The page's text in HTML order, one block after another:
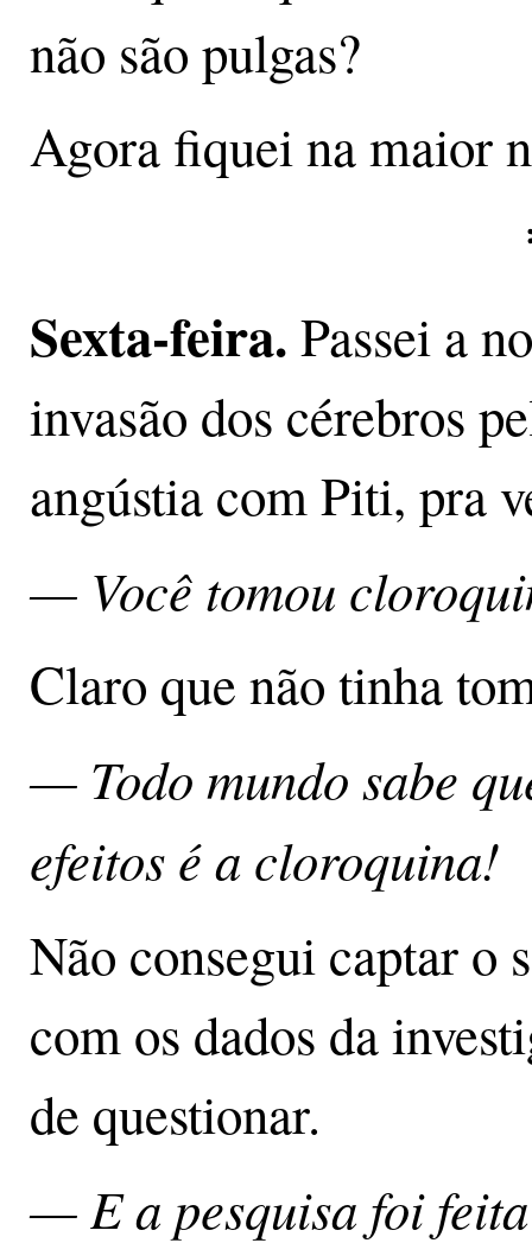
não são pulgas?
Agora fiquei na maior
Sexta-feira. Passei a
invasão dos cérebros
angústia com Piti, pra
— Você tomou
Claro que não tinha
— Todo mundo sabe
efeitos é a cloroquina!
Não consegui captar o
com os dados da
de questionar.
— E a pesquisa foi